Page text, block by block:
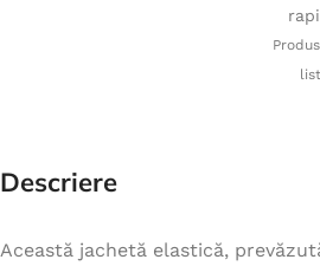
Descriere
Această jachetă elastică,